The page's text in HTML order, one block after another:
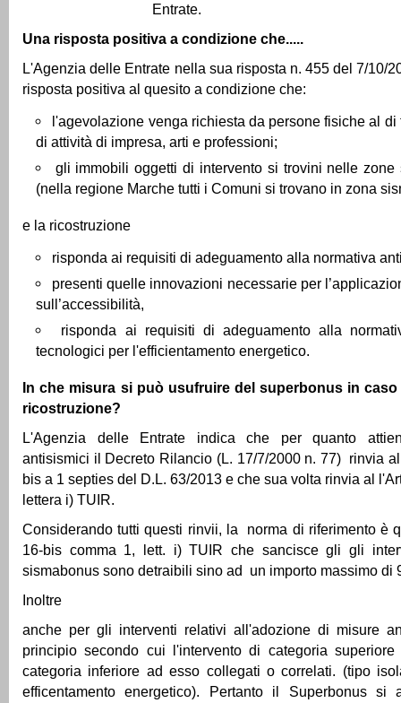
Entrate.
Una risposta positiva a condizione che.....
L'Agenzia delle Entrate nella sua risposta n. 455 del 7/10/
risposta positiva al quesito a condizione che:
l'agevolazione venga richiesta da persone fisiche al
di attività di impresa, arti e professioni;
gli immobili oggetti di intervento si trovini nelle
(nella regione Marche tutti i Comuni si trovano in zona
e la ricostruzione
risponda ai requisiti di adeguamento alla normativa
presenti quelle innovazioni necessarie per
sull’accessibilità,
risponda ai requisiti di adeguamento alla
tecnologici per l'efficientamento energetico.
In che misura si può usufruire del superbonus in
ricostruzione?
L'Agenzia delle Entrate indica che per quanto
antisismici il Decreto Rilancio (L. 17/7/2000 n. 77) rinvia
bis a 1 septies del D.L. 63/2013 e che sua volta rinvia al
lettera i) TUIR.
Considerando tutti questi rinvii, la norma di riferimento è
16-bis comma 1, lett. i) TUIR che sancisce gli gli
sismabonus sono detraibili sino ad un importo massimo di
Inoltre
anche per gli interventi relativi all'adozione di misure
principio secondo cui l'intervento di categoria
categoria inferiore ad esso collegati o correlati. (tipo
efficentamento energetico). Pertanto il Superbonus si